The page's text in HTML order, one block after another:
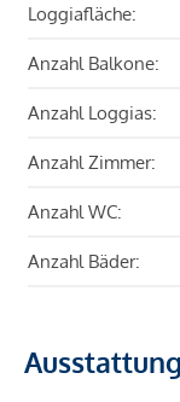
Loggiafläche:
Anzahl Balkone:
Anzahl Loggias:
Anzahl Zimmer:
Anzahl WC:
Anzahl Bäder:
Ausstattung